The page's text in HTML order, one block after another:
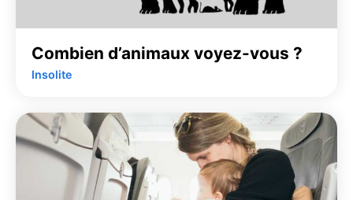
Combien d’animaux voyez-vous ?
Insolite